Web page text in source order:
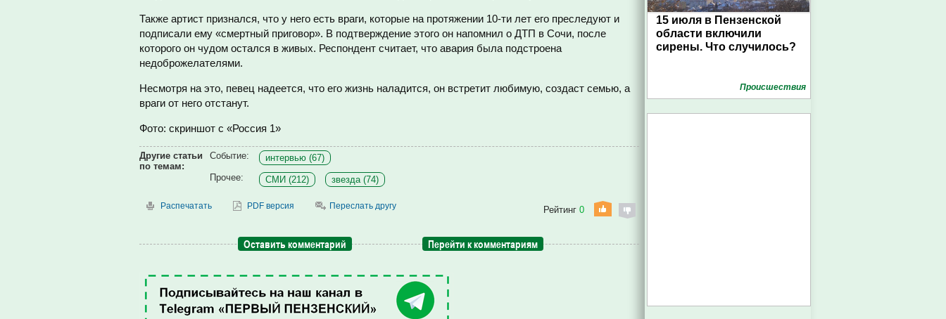
Также артист признался, что у него есть враги, которые на протяжении 10-ти лет его преследуют и
подписали ему «смертный приговор». В подтверждение этого он напомнил о ДТП в Сочи, после
которого он чудом остался в живых. Респондент считает, что авария была подстроена
недоброжелателями.
Несмотря на это, певец надеется, что его жизнь наладится, он встретит любимую, создаст семью, а
враги от него отстанут.
Фото: скриншот с «Россия 1»
Другие статьи
по темам:
Событие:
интервью (67)
Прочее:
СМИ (212) звезда (74)
Распечатать PDF версия Переслать другу Рейтинг 0
Оставить комментарий Перейти к комментариям
15 июля в Пензенской
области включили
сирены. Что случилось?
Проиcшествия